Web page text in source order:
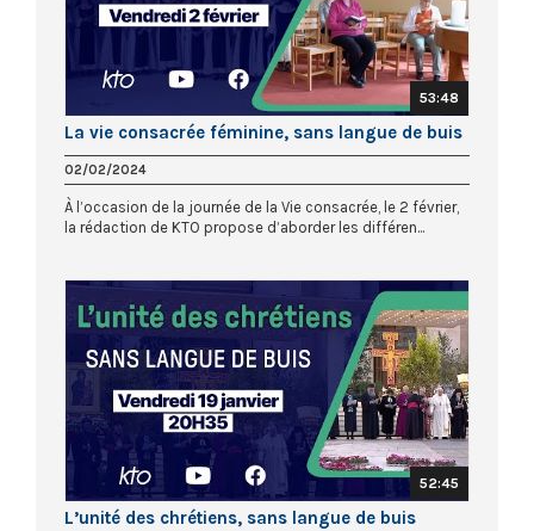
53:48
La vie consacrée féminine, sans langue de buis
02/02/2024
À l’occasion de la journée de la Vie consacrée, le 2 février,
la rédaction de KTO propose d’aborder les différen...
52:45
L’unité des chrétiens, sans langue de buis